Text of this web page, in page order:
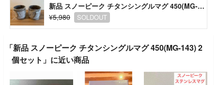
新品 スノーピーク チタンシングルマグ 450(MG-143) 2個セット
¥5,980
SOLDOUT
「新品 スノーピーク チタンシングルマグ 450(MG-143) 2
個セット」に近い商品